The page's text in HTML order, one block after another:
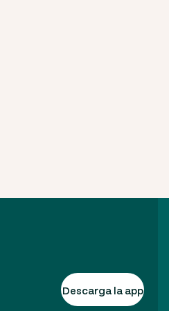
Descarga la app